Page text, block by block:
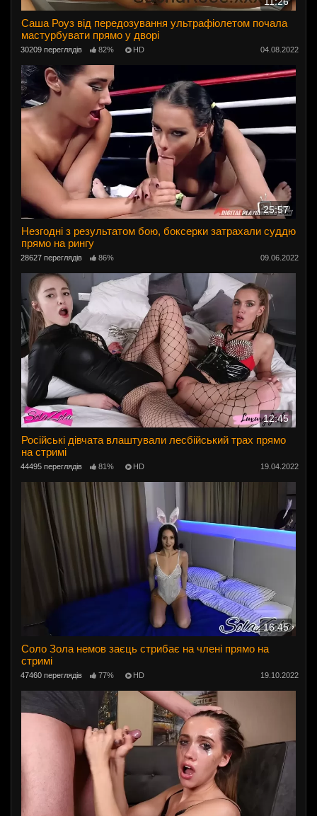
Саша Роуз від передозування ультрафіолетом почала
мастурбувати прямо у дворі
30209 переглядів 82% HD 04.08.2022
25:57
Незгодні з результатом бою, боксерки затрахали суддю
прямо на рингу
28627 переглядів 86% 09.06.2022
12:45
Російські дівчата влаштували лесбійський трах прямо
на стримі
44495 переглядів 81% HD 19.04.2022
16:45
Соло Зола немов заєць стрибає на члені прямо на
стримі
47460 переглядів 77% HD 19.10.2022